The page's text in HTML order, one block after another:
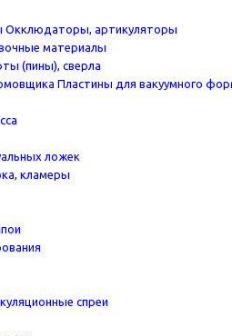
Окклюдаторы, артикуляторы
материалы
(пины), сверла
Пластины для вакуумного
ложек
кламеры
спреи